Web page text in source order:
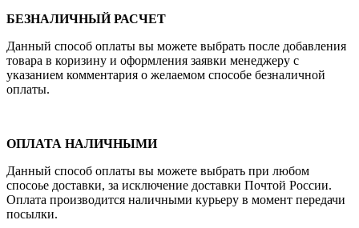
БЕЗНАЛИЧНЫЙ РАСЧЕТ
Данный способ оплаты вы можете выбрать после добавления
товара в коризину и оформления заявки менеджеру c
указанием комментария о желаемом способе безналичной
оплаты.
ОПЛАТА НАЛИЧНЫМИ
Данный способ оплаты вы можете выбрать при любом
спосоье доставки, за исключение доставки Почтой России.
Оплата производится наличными курьеру в момент передачи
посылки.